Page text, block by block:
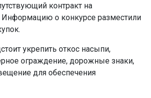
контракт на
Информацию о конкурсе разместили
укрепить откос насыпи,
ограждение, дорожные знаки,
для обеспечения